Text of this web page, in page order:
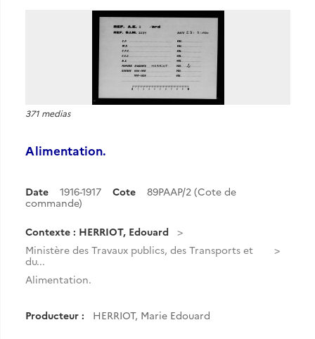
371 medias
Alimentation.
Date 1916-1917 Cote
89PAAP/2 (Cote de
commande)
Contexte : HERRIOT, Edouard
Ministère des Travaux publics, des Transports et
du...
Alimentation.
Producteur : HERRIOT, Marie Edouard